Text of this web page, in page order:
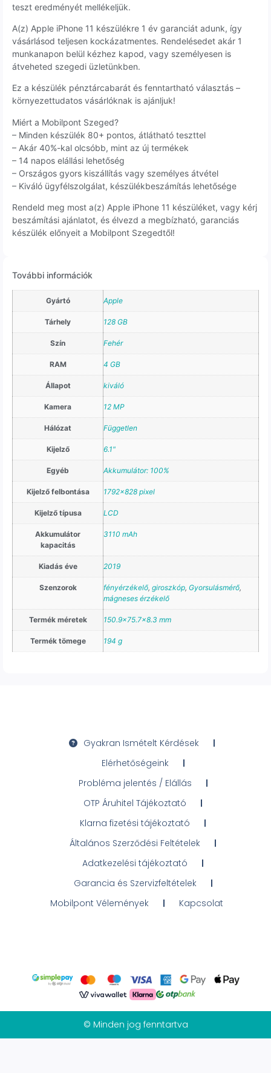
teszt eredményét mellékeljük.
A(z) Apple iPhone 11 készülékre 1 év garanciát adunk, így
vásárlásod teljesen kockázatmentes. Rendelésedet akár 1
munkanapon belül kézhez kapod, vagy személyesen is
átveheted szegedi üzletünkben.
Ez a készülék pénztárcabarát és fenntartható választás –
környezettudatos vásárlóknak is ajánljuk!
Miért a Mobilpont Szeged?
– Minden készülék 80+ pontos, átlátható teszttel
– Akár 40%-kal olcsóbb, mint az új termékek
– 14 napos elállási lehetőség
– Országos gyors kiszállítás vagy személyes átvétel
– Kiváló ügyfélszolgálat, készülékbeszámítás lehetősége
Rendeld meg most a(z) Apple iPhone 11 készüléket, vagy kérj
beszámítási ajánlatot, és élvezd a megbízható, garanciás
készülék előnyeit a Mobilpont Szegedtől!
További információk
Gyártó Apple
Tárhely 128 GB
Szín Fehér
RAM 4 GB
Állapot kiváló
Kamera 12 MP
Hálózat Független
Kijelző 6.1"
Egyéb Akkumulátor: 100%
Kijelző felbontása 1792×828 pixel
Kijelző típusa LCD
Akkumulátor
kapacitás
3110 mAh
Kiadás éve 2019
Szenzorok fényérzékelő, giroszkóp, Gyorsulásmérő,
mágneses érzékelő
Termék méretek 150.9×75.7×8.3 mm
Termék tömege 194 g
Gyakran Ismételt Kérdések
Elérhetőségeink
Probléma jelentés / Elállás
OTP Áruhitel Tájékoztató
Klarna fizetési tájékoztató
Általános Szerződési Feltételek
Adatkezelési tájékoztató
Garancia és Szervizfeltételek
Mobilpont Vélemények
Kapcsolat
© Minden jog fenntartva